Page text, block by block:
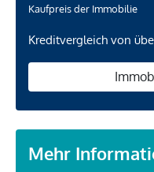
Kaufpreis der Immobilie
Kreditvergleich von
Mehr